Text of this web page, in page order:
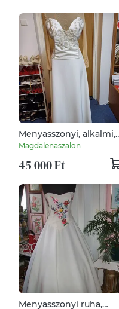
Menyasszonyi, alkalmi,
báli, tánc ruha, két
részes.
Magdalenaszalon
45 000 Ft
Menyasszonyi ruha,